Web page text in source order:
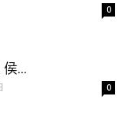
0
侯...
0